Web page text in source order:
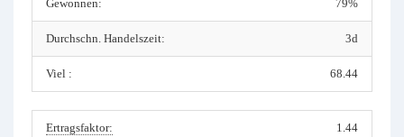
Gewonnen: 79%
Durchschn. Handelszeit: 3d
Viel : 68.44
Ertragsfaktor: 1.44